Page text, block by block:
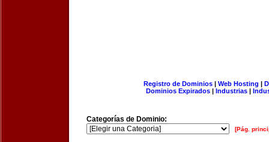
Registro de Dominios| Web Hosting |
Dominios Expirados | Industrias |
Categorías de Dominio:
[Pág.